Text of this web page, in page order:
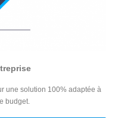
une solution 100% adaptée à
budget.